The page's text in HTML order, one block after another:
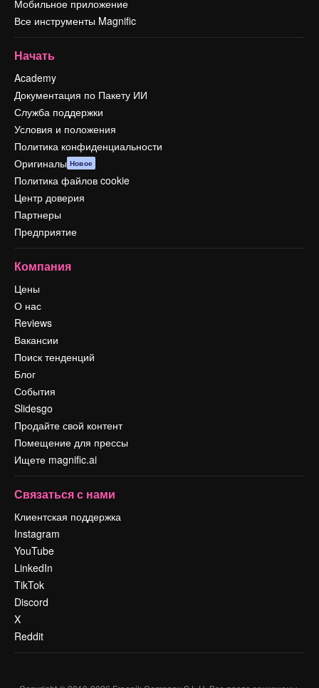
Мобильное приложение
Все инструменты Magnific
Начать
Academy
Документация по Пакету ИИ
Служба поддержки
Условия и положения
Политика конфиденциальности
Оригиналы Новое
Политика файлов cookie
Центр доверия
Партнеры
Предприятие
Компания
Цены
О нас
Reviews
Вакансии
Поиск тенденций
Блог
События
Slidesgo
Продайте свой контент
Помещение для прессы
Ищете magnific.ai
Связаться с нами
Клиентская поддержка
Instagram
YouTube
LinkedIn
TikTok
Discord
X
Reddit